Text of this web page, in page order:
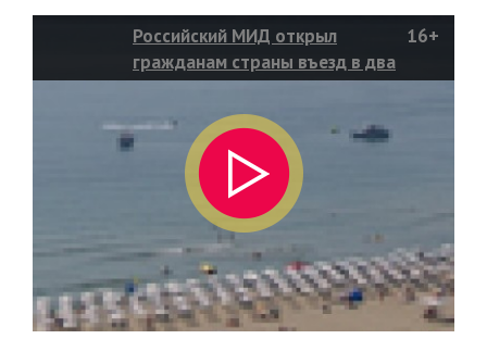
Российский МИД открыл
гражданам страны въезд в два
египетских города
16+